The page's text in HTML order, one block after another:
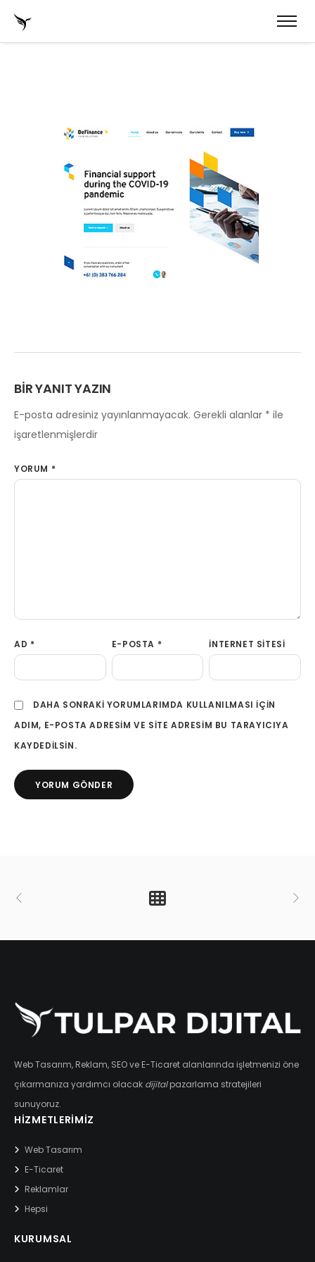
BIR YANIT YAZIN
E-posta adresiniz yayınlanmayacak. Gerekli alanlar * ile
işaretlenmişlerdir
YORUM *
AD * E-POSTA * İNTERNET SITESI
DAHA SONRAKI YORUMLARIMDA KULLANILMASI IÇIN
ADIM, E-POSTA ADRESIM VE SITE ADRESIM BU TARAYICIYA
KAYDEDILSIN.
Web Tasarım, Reklam, SEO ve E-Ticaret alanlarında işletmenizi öne
çıkarmanıza yardımcı olacak dijitalpazarlama stratejileri
sunuyoruz.
HIZMETLERIMIZ
Web Tasarım
E-Ticaret
Reklamlar
Hepsi
KURUMSAL